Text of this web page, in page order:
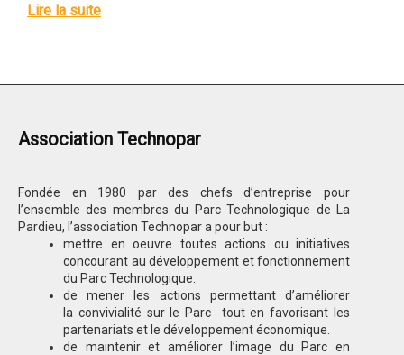
Lire la suite
Association Technopar
Fondée en 1980 par des chefs d’entreprise pour
l’ensemble des membres du Parc Technologique de La
Pardieu, l’association Technopar a pour but :
mettre en oeuvre toutes actions ou initiatives
concourant au développement et fonctionnement
du Parc Technologique.
de mener les actions permettant d’améliorer
la convivialité sur le Parc tout en favorisant les
partenariats et le développement économique.
de maintenir et améliorer l’image du Parc en